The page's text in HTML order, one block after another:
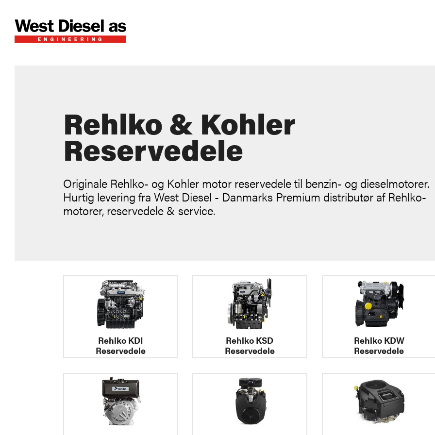
Rehlko & Kohler
Reservedele
Originale Rehlko- og Kohler motor reservedele til benzin- og dieselmotorer.
Hurtig levering fra West Diesel - Danmarks Premium distributør af Rehlko-
motorer, reservedele & service.
Rehlko KDI
Reservedele
Rehlko KSD
Reservedele
Rehlko KDW
Reservedele